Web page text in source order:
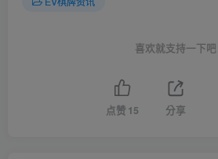
喜欢就支持一下吧
点赞 15 分享